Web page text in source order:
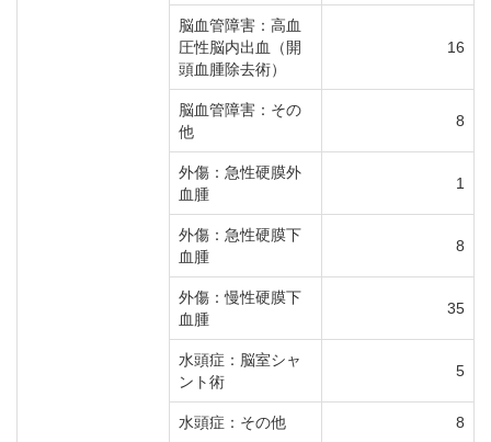
脳血管障害：高血
圧性脳内出血（開
頭血腫除去術）
16
脳血管障害：その
他
8
外傷：急性硬膜外
血腫
1
外傷：急性硬膜下
血腫
8
外傷：慢性硬膜下
血腫
35
水頭症：脳室シャ
ント術
5
水頭症：その他 8